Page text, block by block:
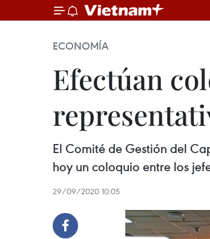
ECONOMÍA
Efectúan
El Comité de Gestión del
hoy un coloquio entre los
29/09/2020 10:05